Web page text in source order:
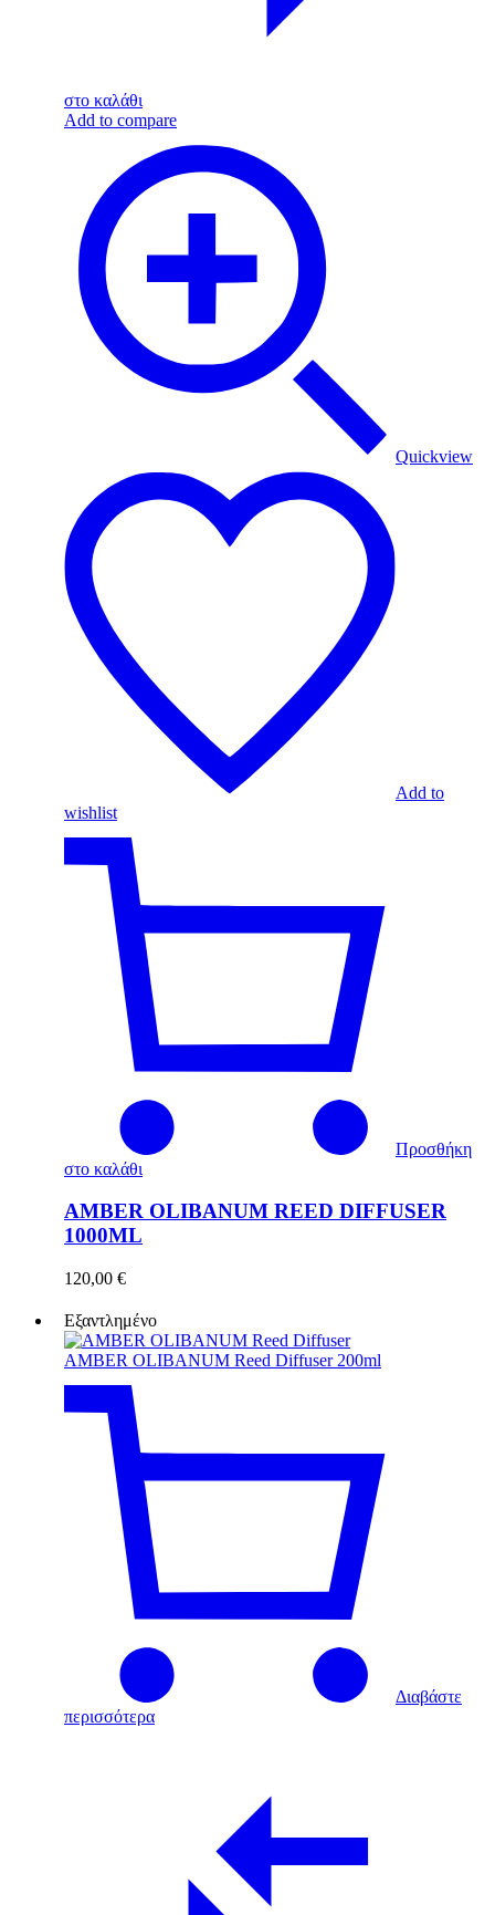
στο καλάθι
Add to compare
Quickview
Add to
wishlist
Προσθήκη
στο καλάθι
AMBER OLIBANUM REED DIFFUSER
1000ML
120,00 €
Εξαντλημένο
AMBER OLIBANUM Reed Diffuser 200ml
Διαβάστε
περισσότερα